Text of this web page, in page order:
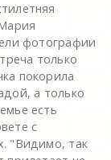
фотографии
только
покорила
а только
есть
с
"Видимо, так